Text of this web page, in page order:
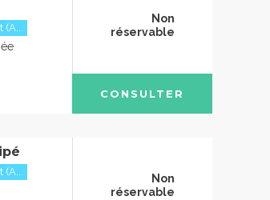
(A...
Non
réservable
CONSULTER
(A...
Non
réservable